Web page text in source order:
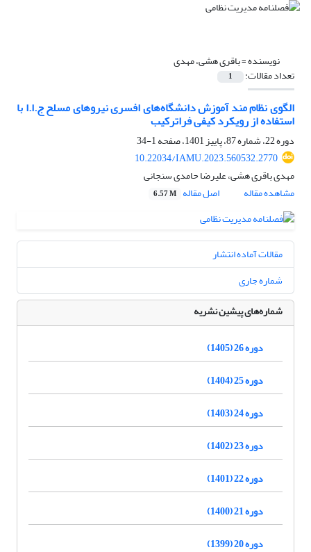
نویسنده =باقری هشی، مهدی
تعداد مقالات: 1
الگوی نظام مند آموزش دانشگاه‌های افسری نیروهای مسلح ج.ا.ا با
استفاده از رویکرد کیفی فراترکیب
دوره 22، شماره 87، پاییز 1401، صفحه
1-34
10.22034/IAMU.2023.560532.2770
مهدی باقری هشی، علیرضا حامدی سنجانی
مشاهده مقاله
اصل مقاله 6.57 M
مقالات آماده انتشار
شماره جاری
شماره‌های پیشین نشریه
دوره 26 (1405)
دوره 25 (1404)
دوره 24 (1403)
دوره 23 (1402)
دوره 22 (1401)
دوره 21 (1400)
دوره 20 (1399)